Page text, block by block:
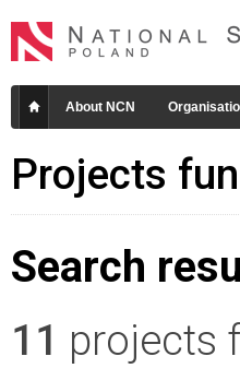
About NCN
Projects
Search
11 projects